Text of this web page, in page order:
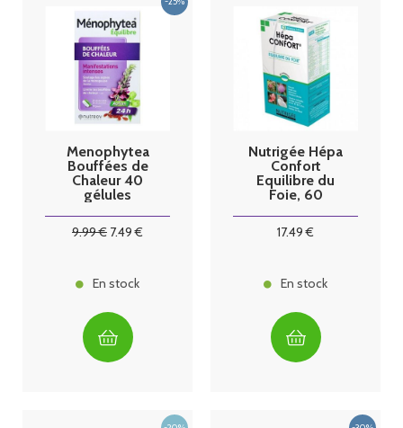
Menophytea
Bouffées de
Chaleur 40
gélules
9.99€ 7.49 €
En stock
Nutrigée Hépa
Confort
Equilibre du
Foie, 60
17.49 €
En stock